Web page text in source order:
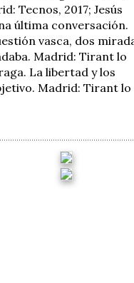
Tecnos, 2017; Jesús
última conversación.
vasca, dos
Madrid: Tirant lo
La libertad y los
Madrid: Tirant lo